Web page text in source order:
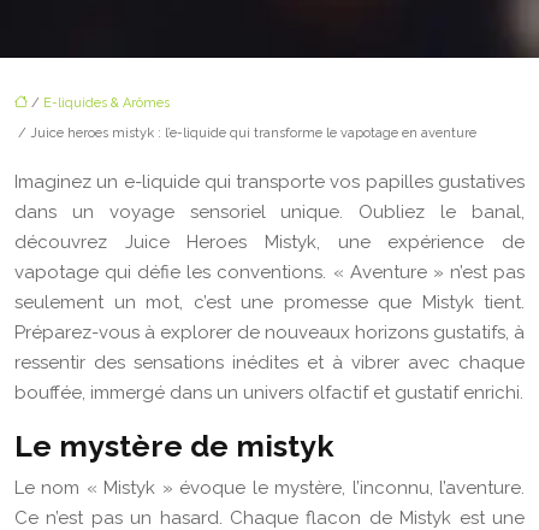
/ E-liquides & Arômes
/ Juice heroes mistyk : l’e-liquide qui transforme le vapotage en aventure
Imaginez un e-liquide qui transporte vos papilles gustatives
dans un voyage sensoriel unique. Oubliez le banal,
découvrez Juice Heroes Mistyk, une expérience de
vapotage qui défie les conventions. « Aventure » n’est pas
seulement un mot, c’est une promesse que Mistyk tient.
Préparez-vous à explorer de nouveaux horizons gustatifs, à
ressentir des sensations inédites et à vibrer avec chaque
bouffée, immergé dans un univers olfactif et gustatif enrichi.
Le mystère de mistyk
Le nom « Mistyk » évoque le mystère, l’inconnu, l’aventure.
Ce n’est pas un hasard. Chaque flacon de Mistyk est une